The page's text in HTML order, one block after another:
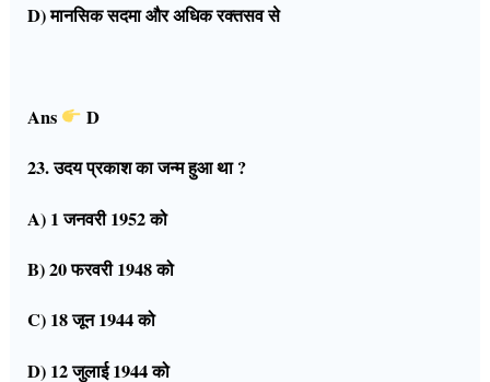
D) मानसिक सदमा और अधिक रक्तसव से
Ans
D
23. उदय प्रकाश का जन्म हुआ था ?
A) 1 जनवरी 1952 को
B) 20 फरवरी 1948 को
C) 18 जून 1944 को
D) 12 जुलाई 1944 को